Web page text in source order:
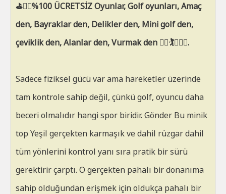
⛳🏌️‍♂️%100 ÜCRETSİZ Oyunlar, Golf oyunları, Amaç
den, Bayraklar den, Delikler den, Mini golf den,
çeviklik den, Alanlar den, Vurmak den 🏌️‍♀️🏌️🏑🏌️‍♂️‍.
Sadece fiziksel gücü var ama hareketler üzerinde
tam kontrole sahip değil, çünkü golf, oyuncu daha
beceri olmalıdır hangi spor biridir. Gönder Bu minik
top Yeşil gerçekten karmaşık ve dahil rüzgar dahil
tüm yönlerini kontrol yanı sıra pratik bir sürü
gerektirir çarptı. O gerçekten pahalı bir donanıma
sahip olduğundan erişmek için oldukça pahalı bir